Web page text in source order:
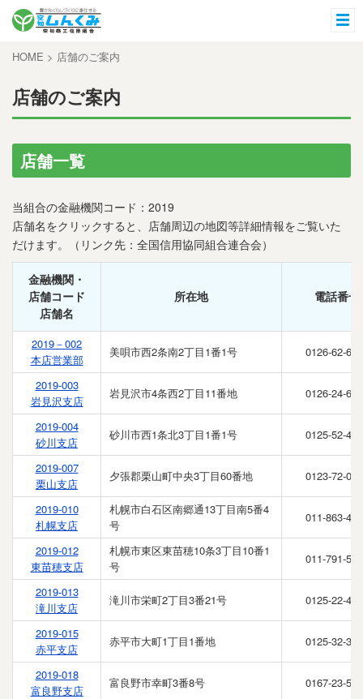
HOME > 店舗のご案内
店舗のご案内
店舗一覧
当組合の金融機関コード：2019
店舗名をクリックすると、店舗周辺の地図等詳細情報をご覧いた
だけます。（リンク先：全国信用協同組合連合会）
金融機関・
店舗コード
店舗名
所在地 電話番号
2019－002
本店営業部
美唄市西2条南2丁目1番1号 0126-62-
2019-003
岩見沢支店
岩見沢市4条西2丁目11番地 0126-24-
2019-004
砂川支店
砂川市西1条北3丁目1番1号 0125-52-
2019-007
栗山支店
夕張郡栗山町中央3丁目60番地 0123-72-
2019-010
札幌支店
札幌市白石区南郷通13丁目南5番4
号
011-863-
2019-012
東苗穂支店
札幌市東区東苗穂10条3丁目10番1
号
011-791-
2019-013
滝川支店
滝川市栄町2丁目3番21号 0125-22-
2019-015
赤平支店
赤平市大町1丁目1番地 0125-32-
2019-018
富良野支店
富良野市幸町3番8号 0167-23-